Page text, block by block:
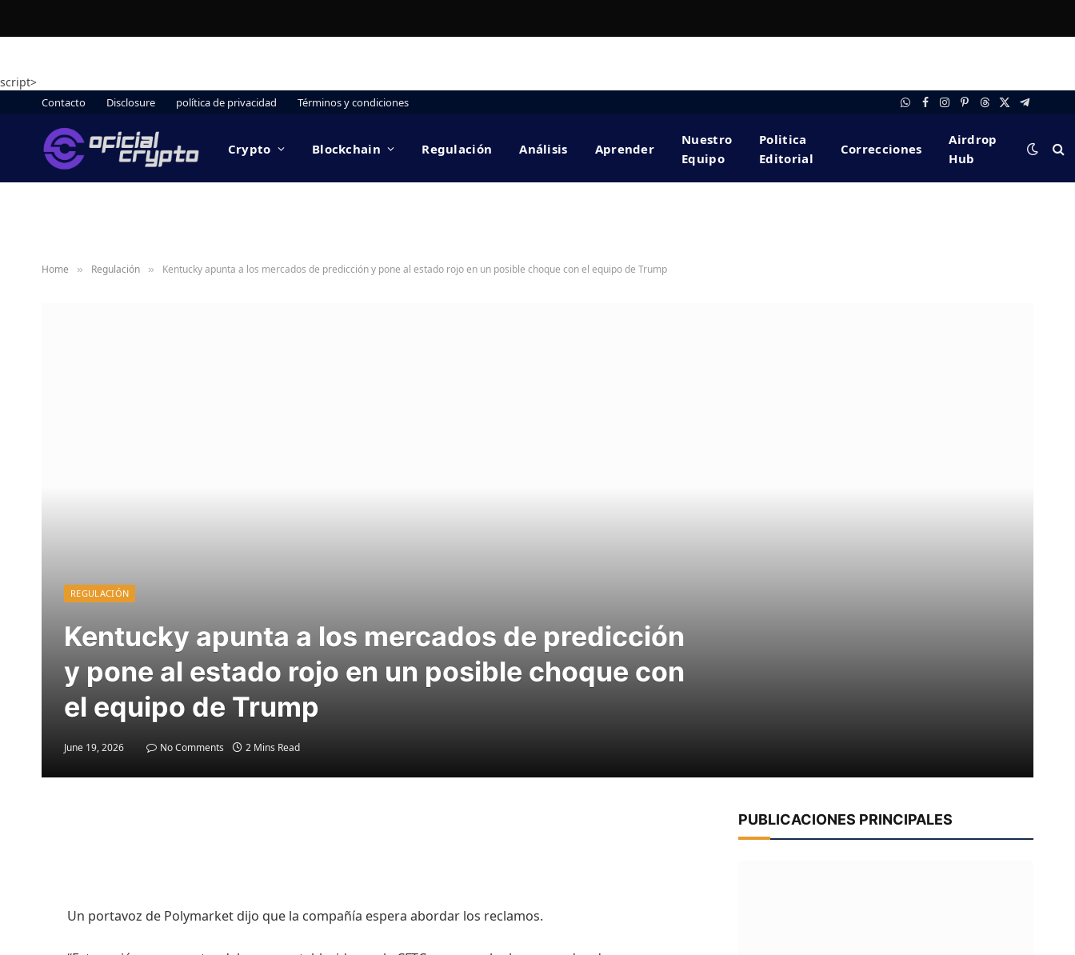
script>
Contacto Disclosure política de privacidad Términos y condiciones WhatsApp
FacebookInstagram
Pinterest
Threads
X
Telegram
Crypto Blockchain Regulación Análisis Aprender
Nuestro
Equipo
Politica
Editorial
Correcciones
Airdrop
Hub
Home » Regulación » Kentucky apunta a los mercados de predicción y pone al estado rojo en un posible choque con el equipo de Trump
REGULACIÓN
Kentucky apunta a los mercados de predicción
y pone al estado rojo en un posible choque con
el equipo de Trump
June 19, 2026 No Comments 2 Mins Read
Un portavoz de Polymarket dijo que la compañía espera abordar los reclamos.
PUBLICACIONES PRINCIPALES